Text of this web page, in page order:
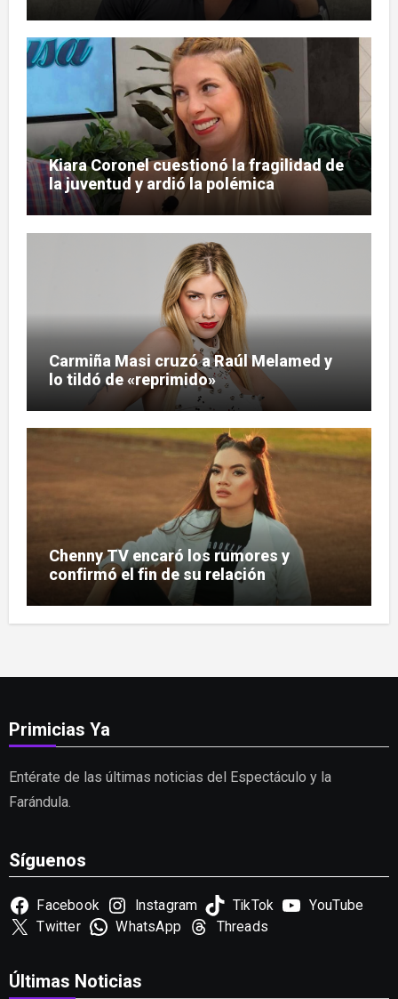
Kiara Coronel cuestionó la fragilidad de
la juventud y ardió la polémica
Carmiña Masi cruzó a Raúl Melamed y
lo tildó de «reprimido»
Chenny TV encaró los rumores y
confirmó el fin de su relación
Primicias Ya
Entérate de las últimas noticias del Espectáculo y la
Farándula.
Síguenos
Facebook Instagram TikTok
YouTube
Twitter
WhatsApp Threads
Últimas Noticias